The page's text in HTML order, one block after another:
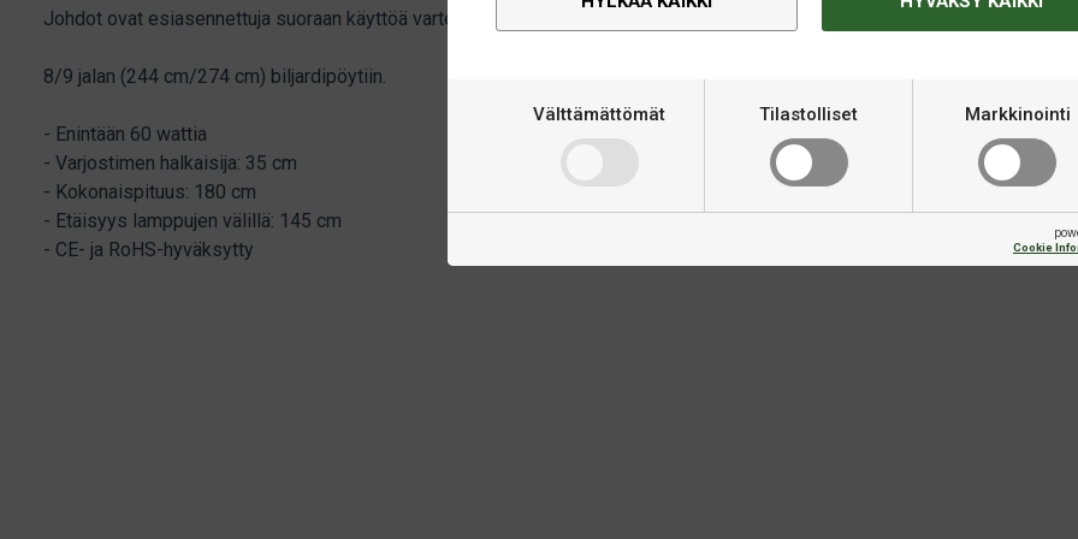
Välttämättömät Tilastolliset Markkinointi
Cookie
Johdot ovat esiasennettuja suoraan käyttöä varten.
8/9 jalan (244 cm/274 cm) biljardipöytiin.
- Enintään 60 wattia
- Varjostimen halkaisija: 35 cm
- Kokonaispituus: 180 cm
- Etäisyys lamppujen välillä: 145 cm
- CE- ja RoHS-hyväksytty